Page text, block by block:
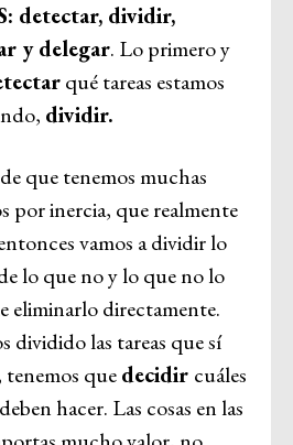
detectar, dividir,
y delegar. Lo primero y
qué tareas estamos
dividir.
que tenemos muchas
por inercia, que realmente
vamos a dividir lo
lo que no y lo que no lo
eliminarlo directamente.
dividido las tareas que sí
quedecidir cuáles
hacer. Las cosas en las